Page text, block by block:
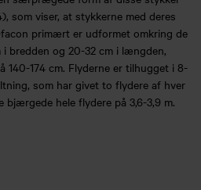
som viser, at stykkerne med deres
primært er udformet omkring de
i bredden og 20-32 cm i længden,
140-174 cm. Flyderne er tilhugget i 8-
som har givet to flydere af hver
hele flydere på 3,6-3,9 m.